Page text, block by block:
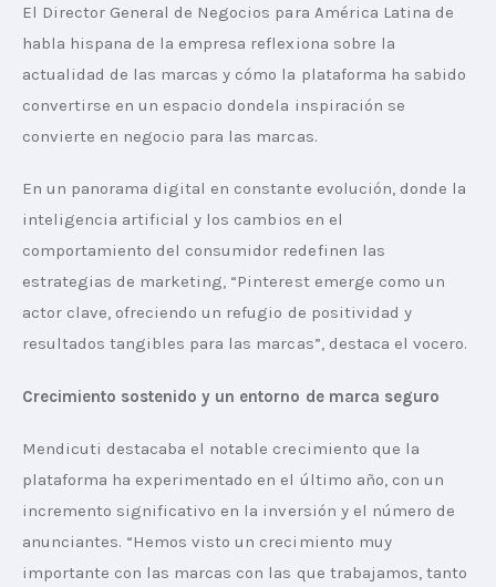
El Director General de Negocios para América Latina de
habla hispana de la empresa reflexiona sobre la
actualidad de las marcas y cómo la plataforma ha sabido
convertirse en un espacio dondela inspiración se
convierte en negocio para las marcas.
En un panorama digital en constante evolución, donde la
inteligencia artificial y los cambios en el
comportamiento del consumidor redefinen las
estrategias de marketing, “Pinterest emerge como un
actor clave, ofreciendo un refugio de positividad y
resultados tangibles para las marcas”, destaca el vocero.
Crecimiento sostenido y un entorno de marca seguro
Mendicuti destacaba el notable crecimiento que la
plataforma ha experimentado en el último año, con un
incremento significativo en la inversión y el número de
anunciantes. “Hemos visto un crecimiento muy
importante con las marcas con las que trabajamos, tanto